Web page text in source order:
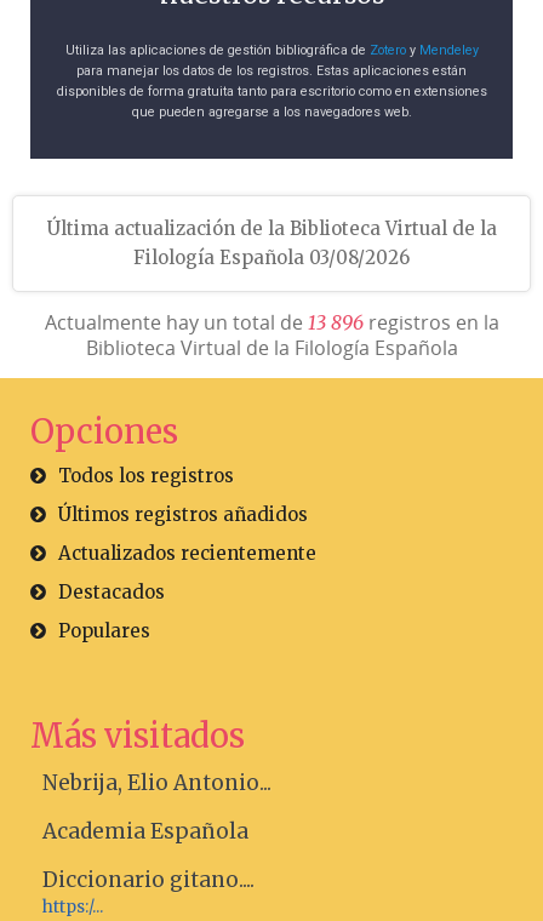
Utiliza las aplicaciones de gestión bibliográfica de Zoteroy Mendeley
para manejar los datos de los registros. Estas aplicaciones están
disponibles de forma gratuita tanto para escritorio como en extensiones
que pueden agregarse a los navegadores web.
Última actualización de la Biblioteca Virtual de la
Filología Española 03/08/2026
Actualmente hay un total de 13 896registros en la
Biblioteca Virtual de la Filología Española
Opciones
Todos los registros
Últimos registros añadidos
Actualizados recientemente
Destacados
Populares
Más visitados
Nebrija, Elio Antonio...
Academia Española
Diccionario gitano....
https:/...